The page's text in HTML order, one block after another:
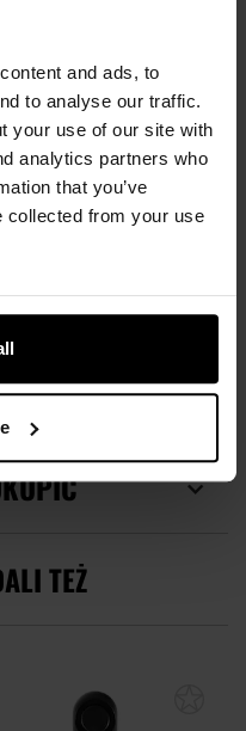
and ads, to
to analyse our traffic.
your use of our site with
analytics partners who
that you’ve
collected from your use
TEŻ